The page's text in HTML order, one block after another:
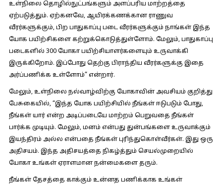
உள்நிலை தொழில்நுட்பங்களும் அளப்பரிய மாற்றத்தை
ஏற்படுத்தும். ஏற்கனவே, ஆயிரக்கணக்கான ராணுவ
வீரர்களுக்கும், பிற பாதுகாப்பு படை வீரர்களுக்கும் நாங்கள் இந்த
யோக பயிற்சிகளை கற்றுக்கொடுத்துள்ளோம். மேலும், பாதுகாப்பு
படைகளில் 300 யோகா பயிற்சியாளர்களையும் உருவாக்கி
இருக்கிறோம். இப்போது தெற்கு பிராந்திய வீரர்களுக்கு இதை
அர்ப்பணிக்க உள்ளோம்” என்றார்.
மேலும், உள்நிலை நல்வாழ்விற்கு யோகாவின் அவசியம் குறித்து
பேசுகையில், “இந்த யோக பயிற்சியில் நீங்கள் ஈடுபடும் போது,
நீங்கள் யார் என்ற அடிப்படையே மாற்றம் பெறுவதை நீங்கள்
பார்க்க முடியும். மேலும், மனம் என்பது துன்பங்களை உருவாக்கும்
இயந்திரம் அல்ல என்பதை நீங்கள் புரிந்துகொள்வீர்கள். இது ஒரு
அதிசயம். இந்த அதிசயத்தை நிகழ்த்தும் செயல்முறையில்
யோகா உங்கள் ஏராளமான நன்மைகளை தரும்.
நீங்கள் தேசத்தை காக்கும் உன்னத பணிக்காக உங்கள்